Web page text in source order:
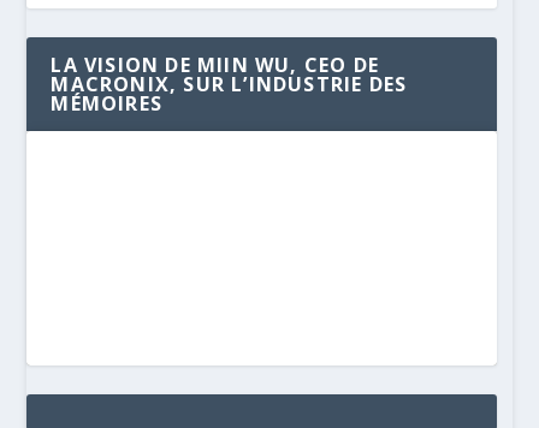
LA VISION DE MIIN WU, CEO DE
MACRONIX, SUR L’INDUSTRIE DES
MÉMOIRES